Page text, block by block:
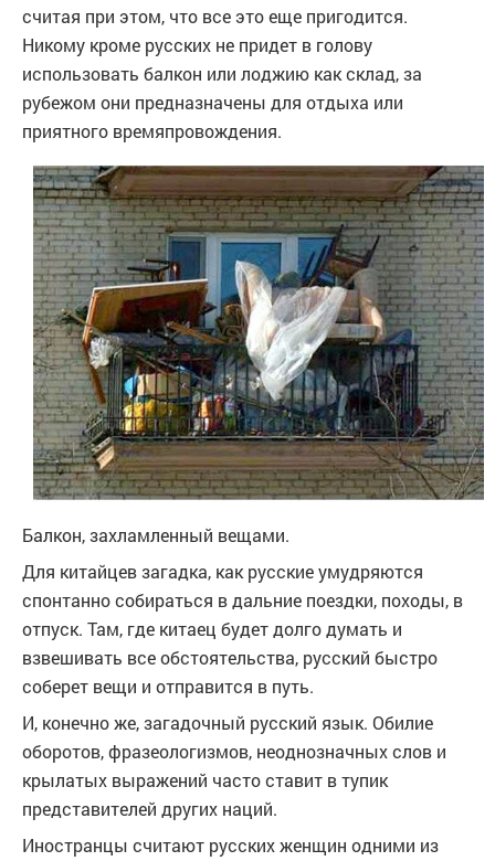
считая при этом, что все это еще пригодится.
Никому кроме русских не придет в голову
использовать балкон или лоджию как склад, за
рубежом они предназначены для отдыха или
приятного времяпровождения.
Балкон, захламленный вещами.
Для китайцев загадка, как русские умудряются
спонтанно собираться в дальние поездки, походы, в
отпуск. Там, где китаец будет долго думать и
взвешивать все обстоятельства, русский быстро
соберет вещи и отправится в путь.
И, конечно же, загадочный русский язык. Обилие
оборотов, фразеологизмов, неоднозначных слов и
крылатых выражений часто ставит в тупик
представителей других наций.
Иностранцы считают русских женщин одними из